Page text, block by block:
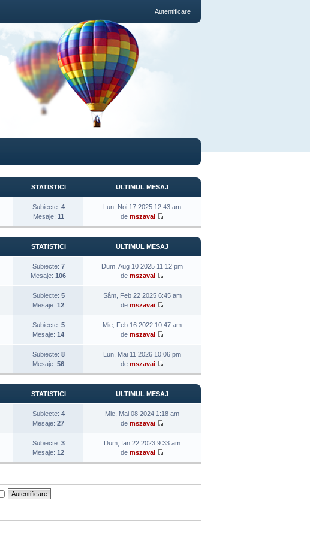
Autentificare
STATISTICI ULTIMUL MESAJ
Subiecte: 4
Mesaje: 11
Lun, Noi 17 2025 12:43 am
de mszavai
STATISTICI ULTIMUL MESAJ
Subiecte: 7
Mesaje: 106
Dum, Aug 10 2025 11:12 pm
de mszavai
Subiecte: 5
Mesaje: 12
Sâm, Feb 22 2025 6:45 am
de mszavai
Subiecte: 5
Mesaje: 14
Mie, Feb 16 2022 10:47 am
de mszavai
Subiecte: 8
Mesaje: 56
Lun, Mai 11 2026 10:06 pm
de mszavai
STATISTICI ULTIMUL MESAJ
Subiecte: 4
Mesaje: 27
Mie, Mai 08 2024 1:18 am
de mszavai
Subiecte: 3
Mesaje: 12
Dum, Ian 22 2023 9:33 am
de mszavai